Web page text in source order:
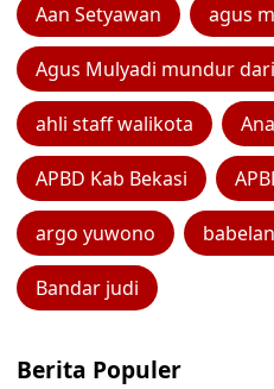
Aan Setyawan agus
Agus Mulyadi mundur dari
ahli staff walikota
APBD Kab Bekasi
argo yuwono
Bandar judi
Berita Populer